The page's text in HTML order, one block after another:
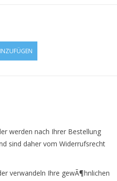
werden nach Ihrer Bestellung
sind daher vom Widerrufsrecht
verwandeln Ihre gewÃ¶hnlichen